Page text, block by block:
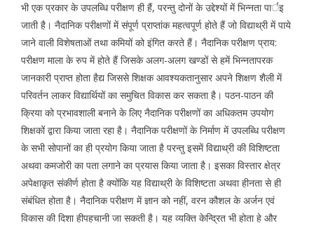
भी एक प्रकार के उपलब्धि परीक्षण ही हैं, परन्तु दोनों के उद्देश्यों में भिन्नता पार्इ
जाती है। नैदानिक परीक्षणों में संपूर्ण प्राप्तांक महत्वपूर्ण होते हैं जो विद्याथ्री में पाये
जाने वाली विशेषताओं तथा कमियों को इंगित करते हैं। नैदानिक परीक्षण प्राय:
परीक्षण माला के रुप में होते हैं जिसके अलग-अलग खण्डों से हमें भिन्नतापरक
जानकारी प्राप्त होता हैद्य जिससे शिक्षक आवश्यकतानुसार अपने शिक्षण शैली में
परिवर्तन लाकर विद्यार्थियों का समुचित विकास कर सकता है। पठन-पाठन की
क्रिया को प्रभावशाली बनाने के लिए नैदानिक परीक्षणों का अधिकतम उपयोग
शिक्षकों द्वारा किया जाता रहा है। नैदानिक परीक्षणों के निर्माण में उपलब्धि परीक्षण
के सभी सोपानों का ही प्रयोग किया जाता है परन्तु इसमें विद्याथ्री की विशिष्टता
अथवा कमजोरी का पता लगाने का प्रयास किया जाता है। इसका विस्तार क्षेत्र
अपेक्षाकृत संकीर्ण होता है क्योंकि यह विद्याथ्री के विशिष्टता अथवा हीनता से ही
संबंधित होता है। नैदानिक परीक्षण में ज्ञान को नहीं, वरन कौशल के अर्जन एवं
विकास की दिशा हीपहचानी जा सकती है। यह व्यक्ति केन्द्रित भी होता हे और